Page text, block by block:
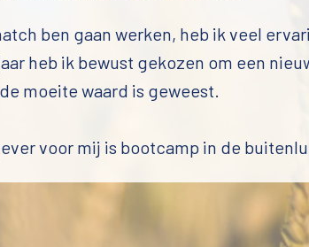
ben gaan werken, heb ik veel
heb ik bewust gekozen om een
moeite waard is geweest.
voor mij is bootcamp in de